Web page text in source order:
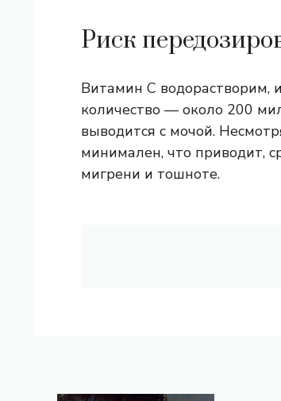
Риск
Витамин С водорастворим,
количество — около 200
выводится с мочой.
минимален, что приводит,
мигрени и тошноте.